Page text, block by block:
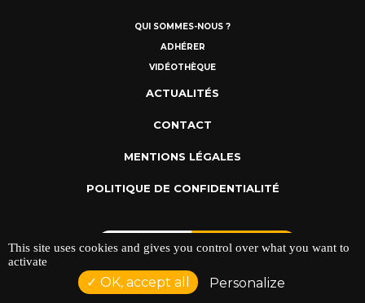
QUI SOMMES-NOUS ?
ADHÉRER
VIDÉOTHÈQUE
ACTUALITÉS
CONTACT
MENTIONS LÉGALES
POLITIQUE DE CONFIDENTIALITÉ
This site uses cookies and gives you control over what you want to
activate
OK, accept all Personalize